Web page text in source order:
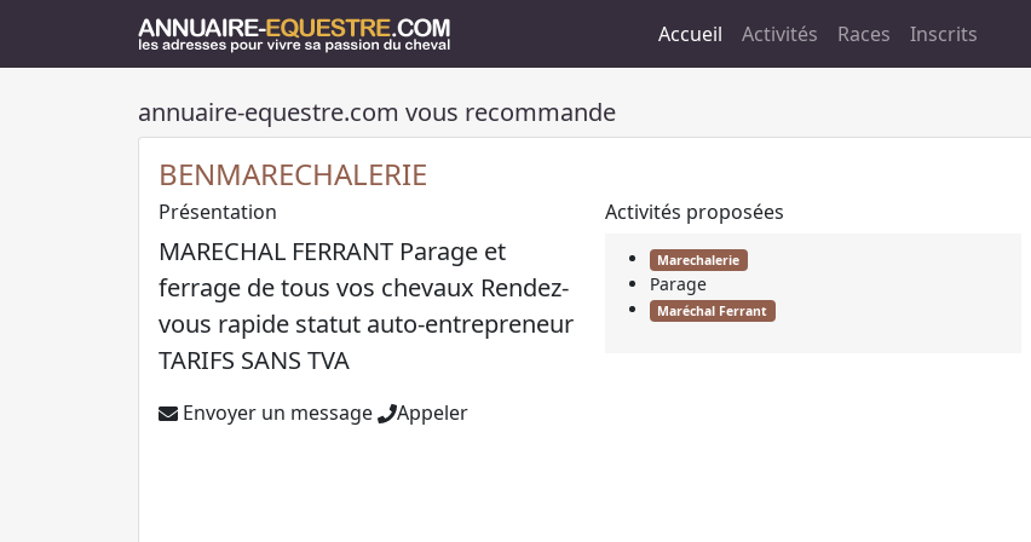
Accueil Activités Races Inscrits
annuaire-equestre.com vous recommande
BENMARECHALERIE
Présentation
MARECHAL FERRANT Parage et
ferrage de tous vos chevaux Rendez-
vous rapide statut auto-entrepreneur
TARIFS SANS TVA
Envoyer un message Appeler
Activités proposées
Marechalerie
Parage
Maréchal Ferrant